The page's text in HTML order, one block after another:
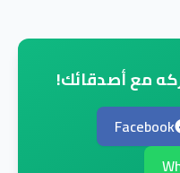
مع أصدقائك!
Facebook